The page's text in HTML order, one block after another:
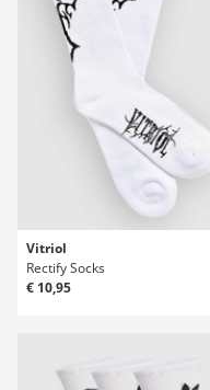
Vitriol
Rectify Socks
€ 10,95